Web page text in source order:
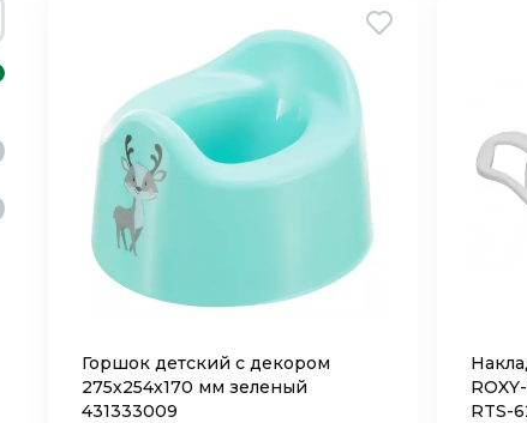
Горшок детский с декором
275х254х170 мм зеленый
431333009
RTS-